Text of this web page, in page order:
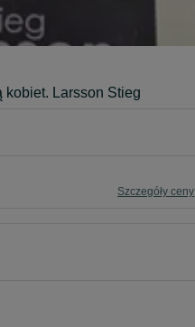
kobiet. Larsson Stieg
Szczegóły ceny